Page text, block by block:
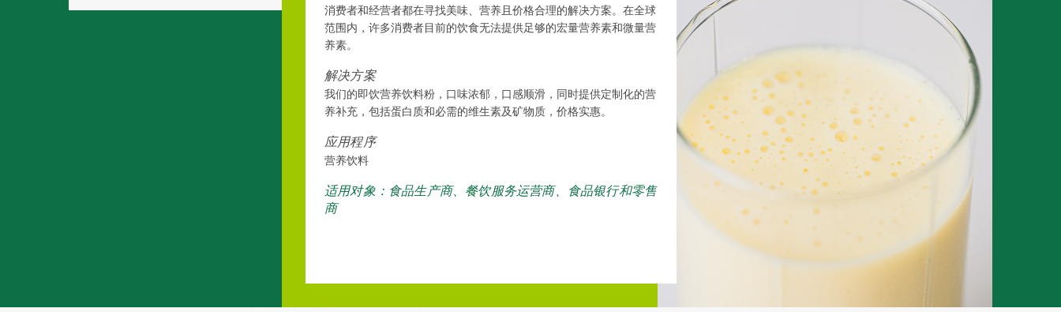
消费者和经营者都在寻找美味、营养且价格合理的解决方案。在全球
范围内，许多消费者目前的饮食无法提供足够的宏量营养素和微量营
养素。
解决方案
我们的即饮营养饮料粉，口味浓郁，口感顺滑，同时提供定制化的营
养补充，包括蛋白质和必需的维生素及矿物质，价格实惠。
应用程序
营养饮料
适用对象：食品生产商、餐饮服务运营商、食品银行和零售
商